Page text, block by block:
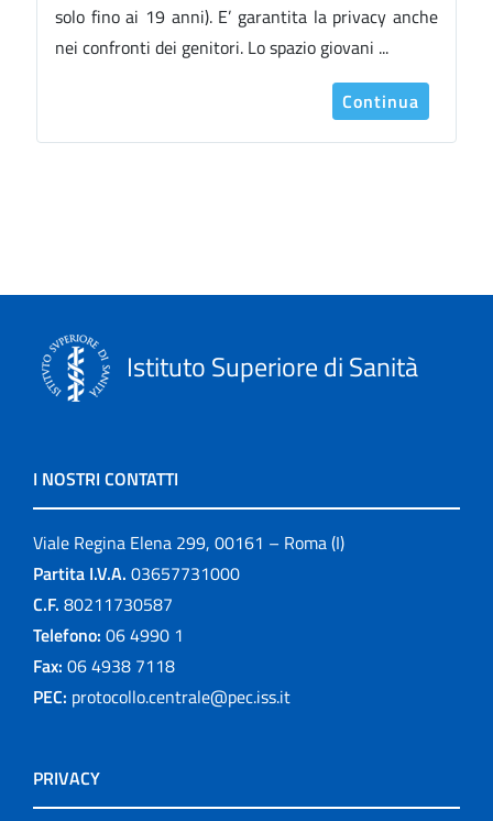
solo fino ai 19 anni). E’ garantita la privacy anche
nei confronti dei genitori. Lo spazio giovani ...
Continua
Istituto Superiore di Sanità
I NOSTRI CONTATTI
Viale Regina Elena 299, 00161 – Roma (I)
Partita I.V.A. 03657731000
C.F. 80211730587
Telefono: 06 4990 1
Fax: 06 4938 7118
PEC: protocollo.centrale@pec.iss.it
PRIVACY